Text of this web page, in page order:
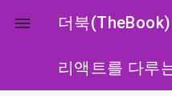
 더북(TheBook)
리액트를 다루